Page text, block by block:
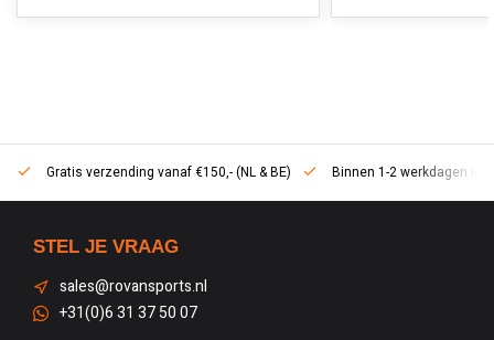
Gratis verzending vanaf €150,- (NL & BE) Binnen 1-2 werkdagen in
STEL JE VRAAG
sales@rovansports.nl
+31(0)6 31 37 50 07